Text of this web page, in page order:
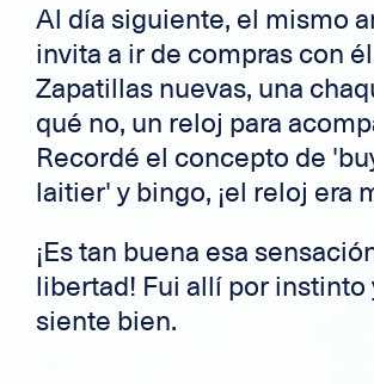
Al día siguiente, el mismo
invita a ir de compras con
Zapatillas nuevas, una
qué no, un reloj para
Recordé el concepto de
laitier' y bingo, ¡el reloj era
¡Es tan buena esa
libertad! Fui allí por instinto
siente bien.